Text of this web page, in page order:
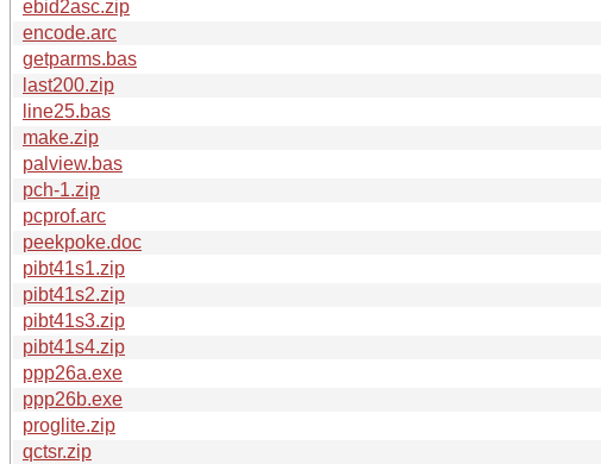
ebid2asc.zip
encode.arc
getparms.bas
last200.zip
line25.bas
make.zip
palview.bas
pch-1.zip
pcprof.arc
peekpoke.doc
pibt41s1.zip
pibt41s2.zip
pibt41s3.zip
pibt41s4.zip
ppp26a.exe
ppp26b.exe
proglite.zip
qctsr.zip